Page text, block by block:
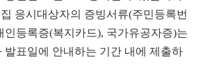
응시대상자의 증빙서류(주민등록번
인등록증(복지카드), 국가유공자증)는
발표일에 안내하는 기간 내에 제출하